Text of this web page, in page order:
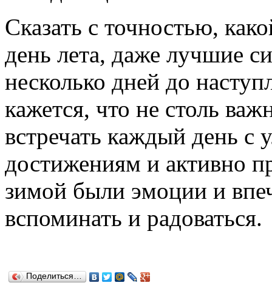
Сказать с точностью,
день лета, даже лучшие
несколько дней до
кажется, что не столь
встречать каждый день с
достижениям и активно
зимой были эмоции и
вспоминать и радоваться.
Поделиться…